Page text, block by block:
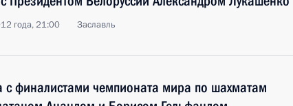
года, 21:00 Заславль
с финалистами чемпионата мира по шахматам